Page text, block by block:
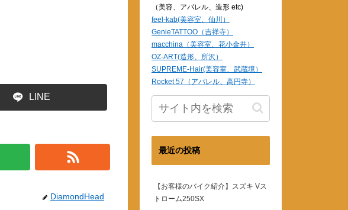
LINE
DiamondHead
（美容、アパレル、造形 etc)
feel-kab(美容室、仙川）
GenieTATTOO（吉祥寺）
macchina（美容室、花小金井）
OZ-ART(造形、所沢）
SUPREME-Hair(美容室、武蔵境）
Rocket 57（アパレル、高円寺）
最近の投稿
【お客様のバイク紹介】スズキ Vス
トローム250SX